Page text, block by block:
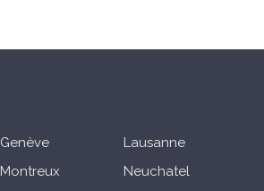
Genève
Lausanne
Montreux
Neuchatel